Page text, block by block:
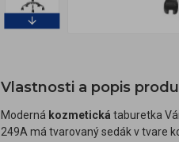
Vlastnosti a popis
Moderná kozmetická taburetka
249A má tvarovaný sedák v tvare